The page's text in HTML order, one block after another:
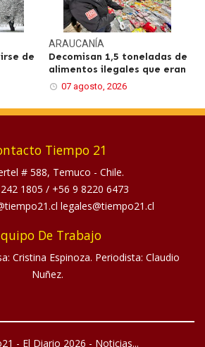
de
ARAUCANÍA
Decomisan 1,5 toneladas de
alimentos ilegales que eran
07 agosto, 2026
Tiempo 21
# 588, Temuco - Chile.
1805 / +56 9 8220 6473
legales@tiempo21.cl
De Trabajo
Cristina Espinoza. Periodista: Claudio
Nuñez.
- El Diario 2026 - Noticias...